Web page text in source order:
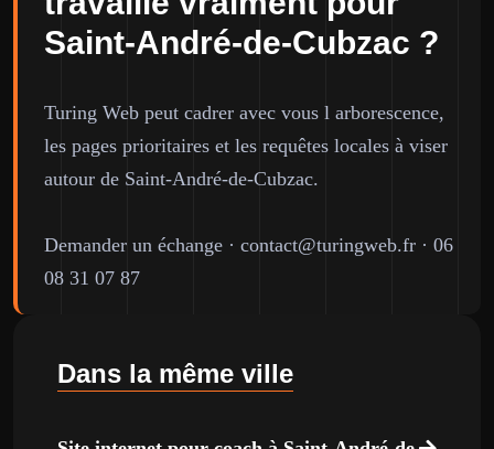
Saint-André-de-Cubzac ?
Turing Web peut cadrer avec vous l arborescence,
les pages prioritaires et les requêtes locales à viser
autour de Saint-André-de-Cubzac.
Demander un échange · contact@turingweb.fr · 06
08 31 07 87
Dans la même ville